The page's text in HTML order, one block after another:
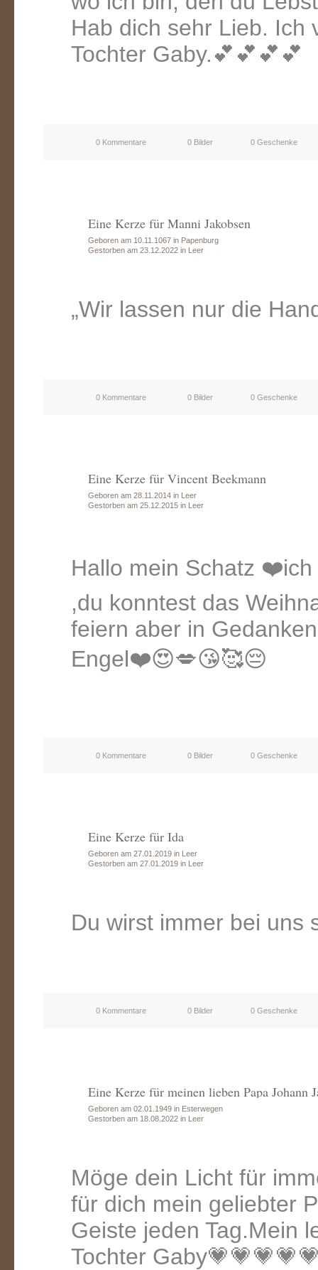
Hab dich sehr Lieb. Ich
Tochter Gaby.💕💕💕💕
0 Kommentare 0 Bilder 0 Geschenke
Eine Kerze für Manni Jakobsen
Geboren am 10.11.1067 in Papenburg
Gestorben am 23.12.2022 in Leer
„Wir lassen nur die
0 Kommentare 0 Bilder 0 Geschenke
Eine Kerze für Vincent Beekmann
Geboren am 28.11.2014 in Leer
Gestorben am 25.12.2015 in Leer
Hallo mein Schatz
,du konntest das
feiern aber in
Engel❤️😍💋😘🥰😔
0 Kommentare 0 Bilder 0 Geschenke
Eine Kerze für Ida
Geboren am 27.01.2019 in Leer
Gestorben am 27.01.2019 in Leer
Du wirst immer bei uns
0 Kommentare 0 Bilder 0 Geschenke
Eine Kerze für meinen lieben Papa Johann
Geboren am 02.01.1949 in Esterwegen
Gestorben am 18.08.2022 in Leer
Möge dein Licht für
für dich mein geliebter
Geiste jeden Tag.Mein
Tochter